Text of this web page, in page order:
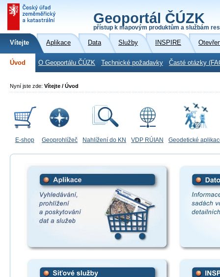
Geoportál ČÚZK
přístup k mapovým produktům a službám
Vítejte Aplikace Data Služby INSPIRE
Úvod O Geoportálu ČÚZK Technické požadavky Časté otázky
Nyní jste zde: Vítejte / Úvod
E-shop Geoprohlížeč Nahlížení do KN VDP RÚIAN Geodetické